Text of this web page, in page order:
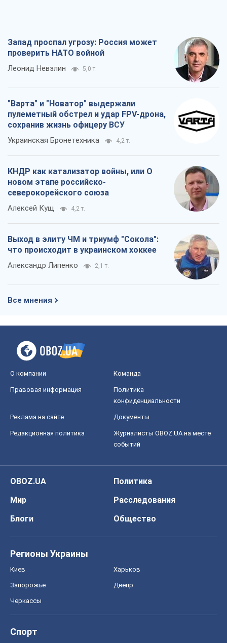
Запад проспал угрозу: Россия может
проверить НАТО войной
Леонид Невзлин 5,0 т.
"Варта" и "Новатор" выдержали
пулеметный обстрел и удар FPV-дрона,
сохранив жизнь офицеру ВСУ
Украинская Бронетехника 4,2 т.
КНДР как катализатор войны, или О
новом этапе российско-
северокорейского союза
Алексей Кущ 4,2 т.
Выход в элиту ЧМ и триумф "Сокола":
что происходит в украинском хоккее
Александр Липенко 2,1 т.
Все мнения
О компании Команда
Правовая информация
Политика
конфиденциальности
Реклама на сайте Документы
Редакционная политика
Журналисты OBOZ.UA на месте
событий
OBOZ.UA
Политика
Мир
Расследования
Блоги
Общество
Регионы Украины
Киев Харьков
Запорожье Днепр
Черкассы
Спорт